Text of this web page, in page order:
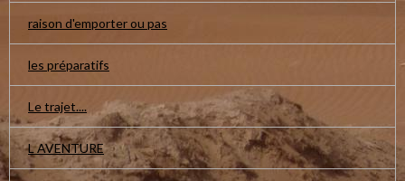
raison d'emporter ou pas
les préparatifs
Le trajet....
L AVENTURE